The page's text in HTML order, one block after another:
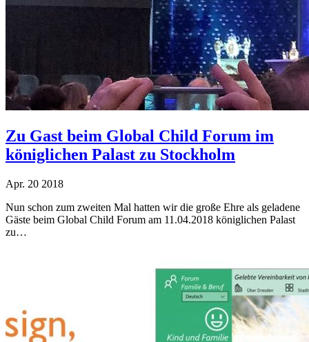
Zu Gast beim Global Child Forum im
königlichen Palast zu Stockholm
Apr. 20 2018
Nun schon zum zweiten Mal hatten wir die große Ehre als geladene
Gäste beim Global Child Forum am 11.04.2018 königlichen Palast
zu…